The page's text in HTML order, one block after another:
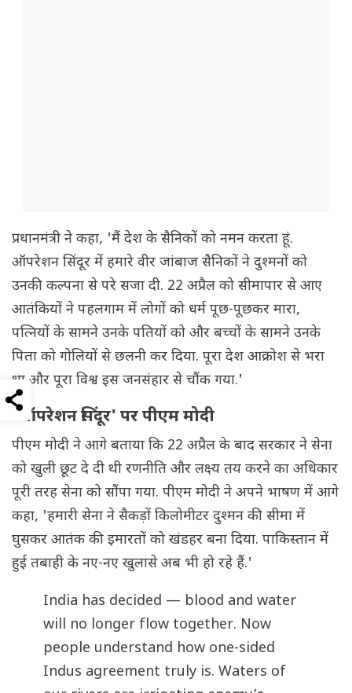
प्रधानमंत्री ने कहा, 'मैं देश के सैनिकों को नमन करता हूं.
ऑपरेशन सिंदूर में हमारे वीर जांबाज सैनिकों ने दुश्मनों को
उनकी कल्पना से परे सजा दी. 22 अप्रैल को सीमापार से आए
आतंकियों ने पहलगाम में लोगों को धर्म पूछ-पूछकर मारा,
पत्नियों के सामने उनके पतियों को और बच्चों के सामने उनके
पिता को गोलियों से छलनी कर दिया. पूरा देश आक्रोश से भरा
था और पूरा विश्व इस जनसंहार से चौंक गया.'
'ऑपरेशन सिंदूर' पर पीएम मोदी
पीएम मोदी ने आगे बताया कि 22 अप्रैल के बाद सरकार ने सेना
को खुली छूट दे दी थी रणनीति और लक्ष्य तय करने का अधिकार
पूरी तरह सेना को सौंपा गया. पीएम मोदी ने अपने भाषण में आगे
कहा, 'हमारी सेना ने सैकड़ों किलोमीटर दुश्मन की सीमा में
घुसकर आतंक की इमारतों को खंडहर बना दिया. पाकिस्तान में
हुई तबाही के नए-नए खुलासे अब भी हो रहे हैं.'
India has decided — blood and water
will no longer flow together. Now
people understand how one-sided
Indus agreement truly is. Waters of